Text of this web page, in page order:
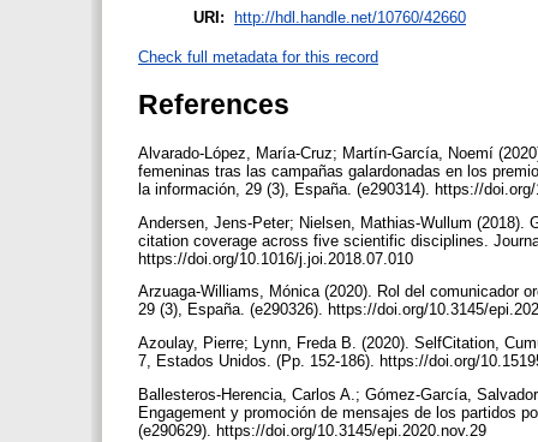
URI: http://hdl.handle.net/10760/42660
Check full metadata for this record
References
Alvarado-López, María-Cruz; Martín-García, Noemí
femeninas tras las campañas galardonadas en los
la información, 29 (3), España. (e290314). https://
Andersen, Jens-Peter; Nielsen, Mathias-Wullum (2018).
citation coverage across five scientific disciplines.
https://doi.org/10.1016/j.joi.2018.07.010
Arzuaga-Williams, Mónica (2020). Rol del comunicador
29 (3), España. (e290326). https://doi.org/10.3145/
Azoulay, Pierre; Lynn, Freda B. (2020). SelfCitation,
7, Estados Unidos. (Pp. 152-186). https://doi.org/
Ballesteros-Herencia, Carlos A.; Gómez-García,
Engagement y promoción de mensajes de los partidos
(e290629). https://doi.org/10.3145/epi.2020.nov.29